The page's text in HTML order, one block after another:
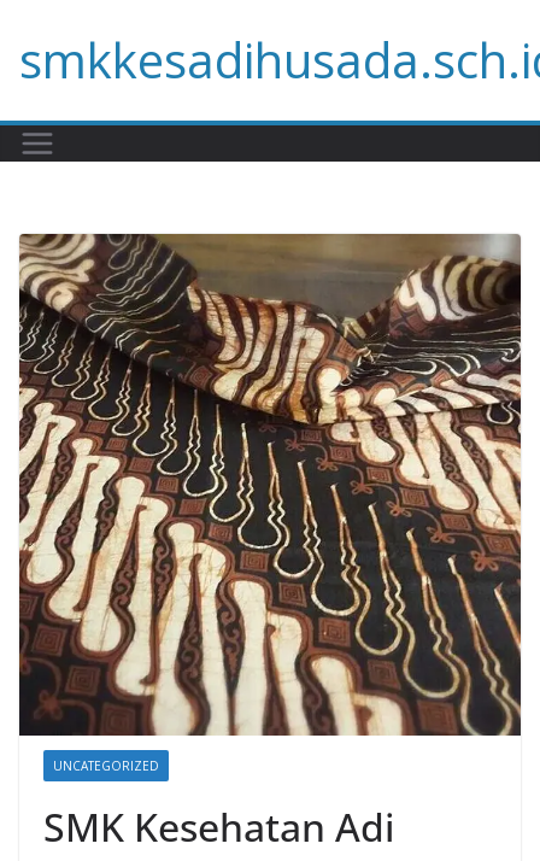
content
UNCATEGORIZED
SMK Kesehatan Adi